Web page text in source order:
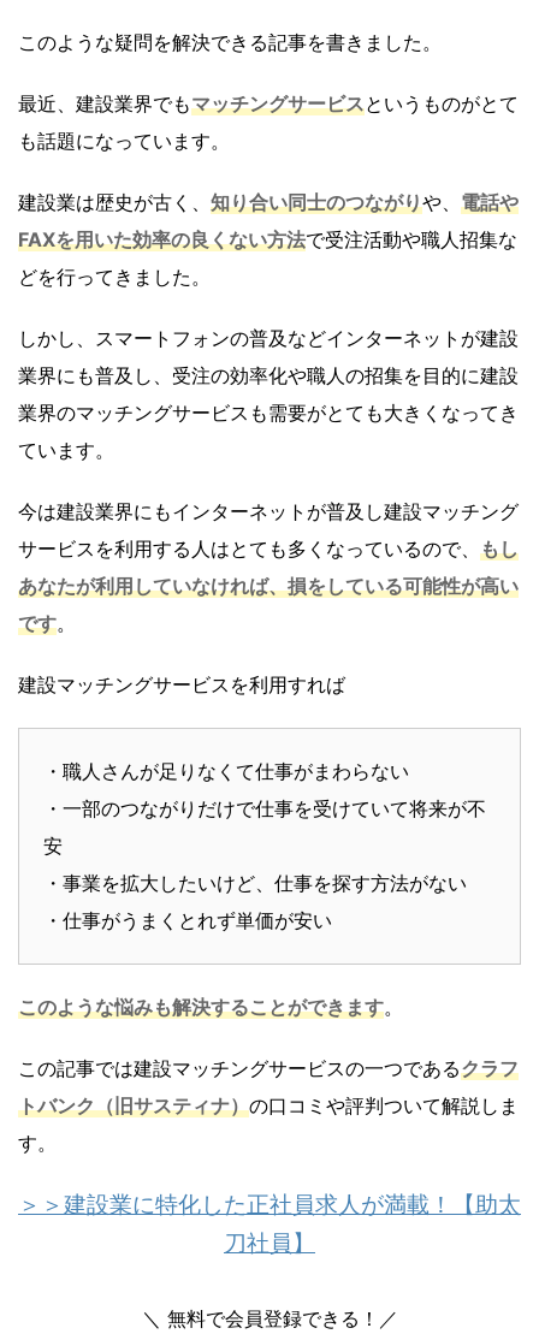
このような疑問を解決できる記事を書きました。
最近、建設業界でもマッチングサービスというものがとて
も話題になっています。
建設業は歴史が古く、 知り合い同士のつながりや、 電話や
FAXを用いた効率の良くない方法で受注活動や職人招集な
どを行ってきました。
しかし、スマートフォンの普及などインターネットが建設
業界にも普及し、受注の効率化や職人の招集を目的に建設
業界のマッチングサービスも需要がとても大きくなってき
ています。
今は建設業界にもインターネットが普及し建設マッチング
サービスを利用する人はとても多くなっているので、 もし
あなたが利用していなければ、損をしている可能性が高い
です。
建設マッチングサービスを利用すれば
・職人さんが足りなくて仕事がまわらない
・一部のつながりだけで仕事を受けていて将来が不
安
・事業を拡大したいけど、仕事を探す方法がない
・仕事がうまくとれず単価が安い
このような悩みも解決することができます。
この記事では建設マッチングサービスの一つであるクラフ
トバンク（旧サスティナ）の口コミや評判ついて解説しま
す。
＞＞建設業に特化した正社員求人が満載！【助太
刀社員】
＼ 無料で会員登録できる！／